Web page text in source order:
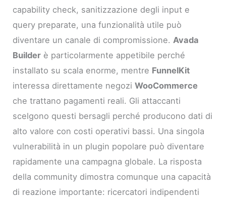
capability check, sanitizzazione degli input e
query preparate, una funzionalità utile può
diventare un canale di compromissione. Avada
Builder è particolarmente appetibile perché
installato su scala enorme, mentre FunnelKit
interessa direttamente negoziWooCommerce
che trattano pagamenti reali. Gli attaccanti
scelgono questi bersagli perché producono dati di
alto valore con costi operativi bassi. Una singola
vulnerabilità in un plugin popolare può diventare
rapidamente una campagna globale. La risposta
della community dimostra comunque una capacità
di reazione importante: ricercatori indipendenti